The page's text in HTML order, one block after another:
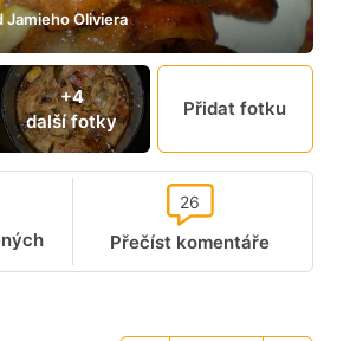
Jamieho Oliviera
+4
další fotky
Přidat fotku
Přečíst komentáře
26